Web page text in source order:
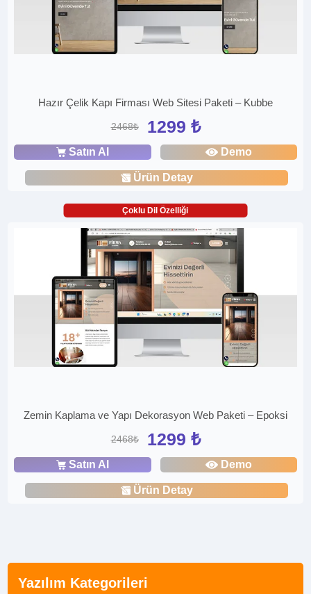
Yazılım Kategorileri
Hazır Çelik Kapı Firması Web Sitesi Paketi – Kubbe
2468₺ 1299 ₺
Satın Al Demo
Ürün Detay
Çoklu Dil Özelliği
Zemin Kaplama ve Yapı Dekorasyon Web Paketi – Epoksi
2468₺ 1299 ₺
Satın Al Demo
Ürün Detay